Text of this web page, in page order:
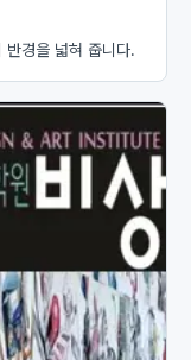
반경을 넓혀 줍니다.